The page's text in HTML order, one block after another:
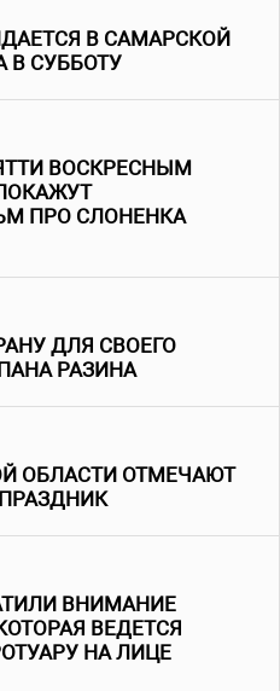
В САМАРСКОЙ
В СУББОТУ
ВОСКРЕСНЫМ
ПРО СЛОНЕНКА
ДЛЯ СВОЕГО
РАЗИНА
ОБЛАСТИ ОТМЕЧАЮТ
ВНИМАНИЕ
ВЕДЕТСЯ
НА ЛИЦЕ